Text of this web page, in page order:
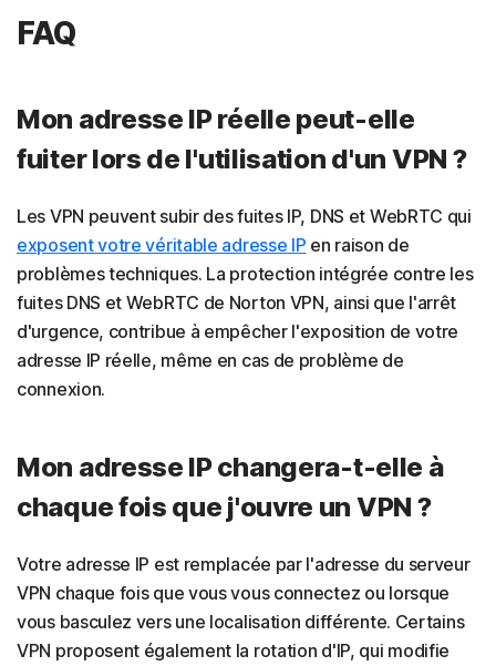
FAQ
Mon adresse IP réelle peut-elle
fuiter lors de l'utilisation d'un VPN ?
Les VPN peuvent subir des fuites IP, DNS et WebRTC qui
exposent votre véritable adresse IP en raison de
problèmes techniques. La protection intégrée contre les
fuites DNS et WebRTC de Norton VPN, ainsi que l'arrêt
d'urgence, contribue à empêcher l'exposition de votre
adresse IP réelle, même en cas de problème de
connexion.
Mon adresse IP changera-t-elle à
chaque fois que j'ouvre un VPN ?
Votre adresse IP est remplacée par l'adresse du serveur
VPN chaque fois que vous vous connectez ou lorsque
vous basculez vers une localisation différente. Certains
VPN proposent également la rotation d'IP, qui modifie